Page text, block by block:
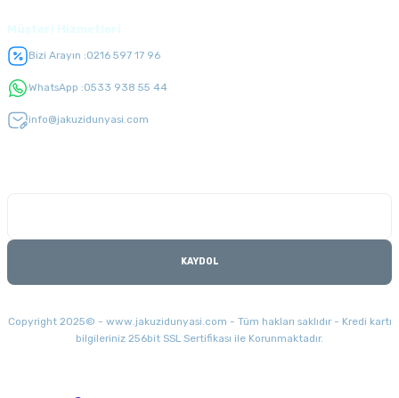
Bizi Arayın :0216 597 17 96
WhatsApp :0533 938 55 44
info@jakuzidunyasi.com
KAYDOL
Copyright 2025© - www.jakuzidunyasi.com - Tüm hakları saklıdır - Kredi kartı
bilgileriniz 256bit SSL Sertifikası ile Korunmaktadır.